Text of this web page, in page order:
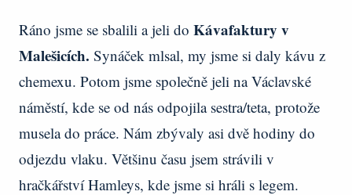
Ráno jsme se sbalili a jeli do Kávafaktury v
Malešicích. Synáček mlsal, my jsme si daly kávu z
chemexu. Potom jsme společně jeli na Václavské
náměstí, kde se od nás odpojila sestra/teta, protože
musela do práce. Nám zbývaly asi dvě hodiny do
odjezdu vlaku. Většinu času jsem strávili v
hračkářství Hamleys, kde jsme si hráli s legem.